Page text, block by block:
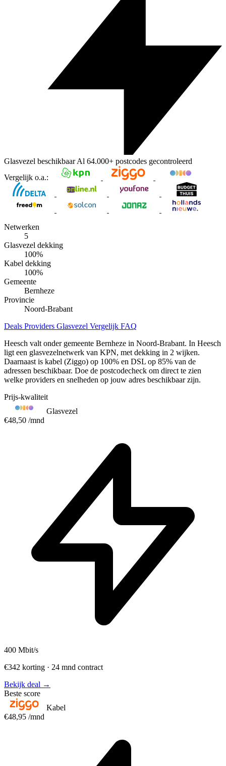
Glasvezel beschikbaarAl 64.000+ postcodes gecontroleerd
Vergelijk o.a.:
Netwerken
5
Glasvezel dekking
100%
Kabel dekking
100%
Gemeente
Bernheze
Provincie
Noord-Brabant
Deals Providers Glasvezel Vergelijk FAQ
Heesch valt onder gemeente Bernheze in Noord-Brabant. In Heesch
ligt een glasvezelnetwerk van KPN, met dekking in 2 wijken.
Daarnaast is kabel (Ziggo) op 100% en DSL op 85% van de
adressen beschikbaar. Doe de postcodecheck om direct te zien
welke providers en snelheden op jouw adres beschikbaar zijn.
Prijs-kwaliteit
Glasvezel
€48,50 /mnd
400 Mbit/s
€342 korting · 24 mnd contract
Bekijk deal →
Beste score
Kabel
€48,95 /mnd